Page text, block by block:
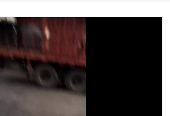
46+68号化妆级白油